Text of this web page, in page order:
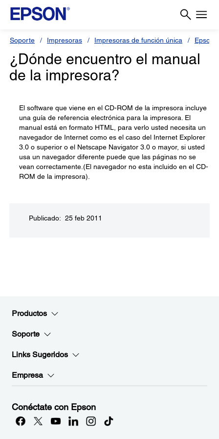
Soporte Impresoras Impresoras de función única Epson
¿Dónde encuentro el manual
de la impresora?
El software que viene en el CD-ROM de la impresora incluye
una guía de referencia electrónica para la impresora. El
manual está en formato HTML, para verlo usted necesita un
navegador de Internet como es el caso del Internet Explorer
3.0 o superior o el Netscape Navigator 3.0 o mayor, si usted
usa un navegador diferente puede que las páginas no se
vean correctamente.(El navegador no esta incluido en el CD-
ROM de la impresora).
Publicado: 25 feb 2011
Productos
Soporte
Links Sugeridos
Empresa
Conéctate con Epson